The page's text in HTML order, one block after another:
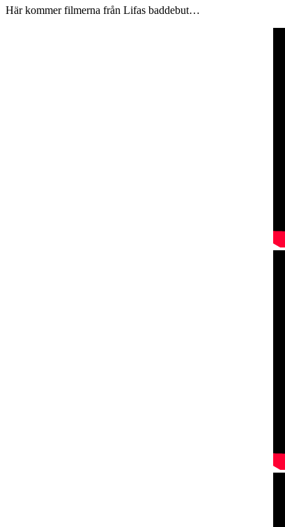
Här kommer filmerna från Lifas baddebut…